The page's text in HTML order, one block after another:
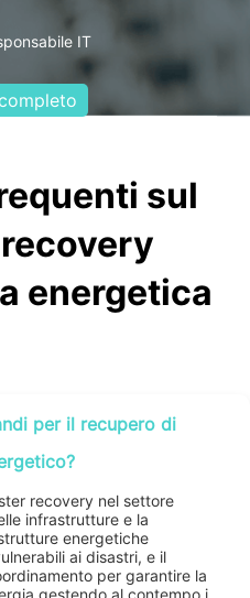
IT
sul
energetica
per il recupero di
recovery nel settore
infrastrutture e la
energetiche
ai disastri, e il
per garantire la
gestendo al contempo i